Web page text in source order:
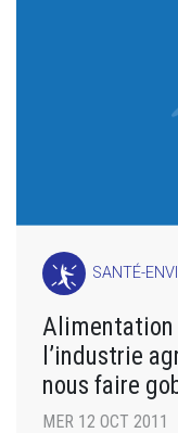
SANTÉ-
Alimentation
l’industrie
nous faire
MER 12 OCT 2011